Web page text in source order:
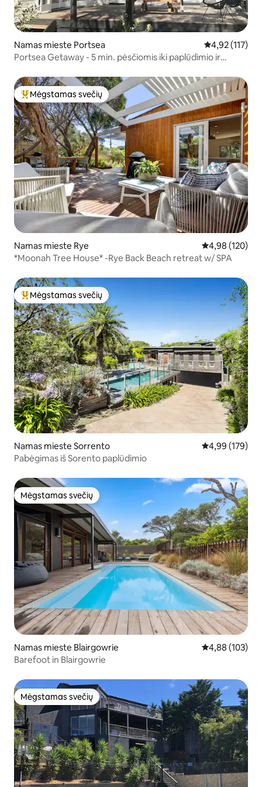
Namas mieste Portsea Vidutinis
4,92 (117)
Portsea Getaway - 5 min. pėsčiomis iki paplūdimio ir
Svečių mėgstamiausias
Mėgstamas svečių
Namas mieste Rye Vidutinis
4,98 (120)
*Moonah Tree House* -Rye Back Beach retreat w/ SPA
Svečių mėgstamiausias
Mėgstamas svečių
Namas mieste Sorrento Vidutinis
4,99 (179)
Pabėgimas iš Sorento paplūdimio
Mėgstamas svečių
Mėgstamas svečių
Namas mieste Blairgowrie Vidutinis
4,88 (103)
Barefoot in Blairgowrie
Mėgstamas svečių
Mėgstamas svečių